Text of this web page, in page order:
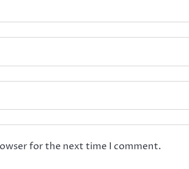
for the next time I comment.